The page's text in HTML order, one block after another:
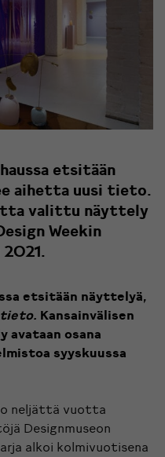
etsitään
aihetta uusi tieto.
valittu näyttely
Weekin
etsitään näyttelyä,
Kansainvälisen
osana
syyskuussa
neljättä vuotta
Designmuseon
alkoi kolmivuotisena